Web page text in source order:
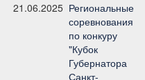
21.06.2025 Региональные
соревнования
по конкуру
"Кубок
Губернатора
Санкт-